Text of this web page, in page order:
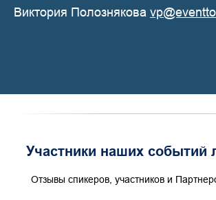
Виктория Полознякова
Участники наших событий
Отзывы спикеров, участников и